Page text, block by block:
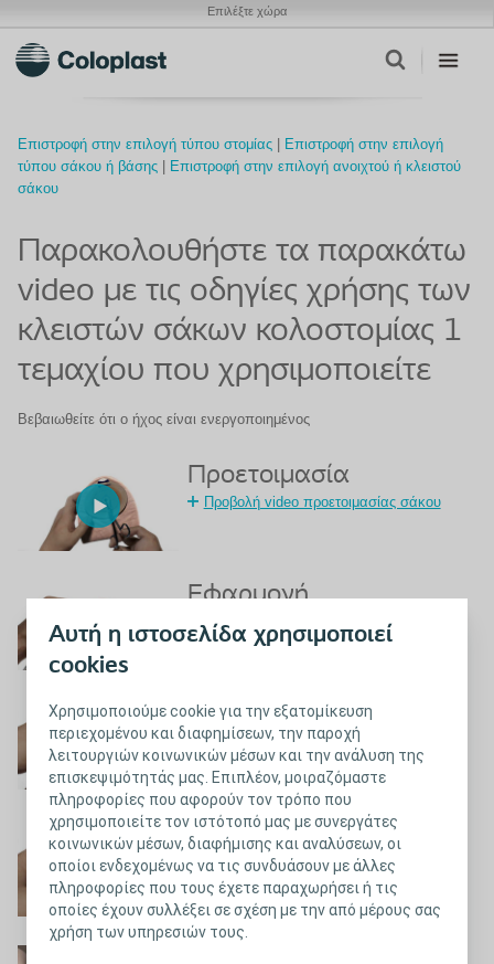
Αυτή η ιστοσελίδα χρησιμοποιεί
cookies
Χρησιμοποιούμε cookie για την εξατομίκευση
περιεχομένου και διαφημίσεων, την παροχή
λειτουργιών κοινωνικών μέσων και την ανάλυση της
επισκεψιμότητάς μας. Επιπλέον, μοιραζόμαστε
πληροφορίες που αφορούν τον τρόπο που
χρησιμοποιείτε τον ιστότοπό μας με συνεργάτες
κοινωνικών μέσων, διαφήμισης και αναλύσεων, οι
οποίοι ενδεχομένως να τις συνδυάσουν με άλλες
πληροφορίες που τους έχετε παραχωρήσει ή τις
οποίες έχουν συλλέξει σε σχέση με την από μέρους σας
χρήση των υπηρεσιών τους.
Επιλέξτε χώρα
Επιστροφή στην επιλογή τύπου στομίας
Επιστροφή στην επιλογή
τύπου σάκου ή βάσης
Επιστροφή στην επιλογή ανοιχτού ή κλειστού
σάκου
Παρακολουθήστε τα παρακάτω
video με τις οδηγίες χρήσης των
κλειστών σάκων κολοστομίας 1
τεμαχίου που χρησιμοποιείτε
Βεβαιωθείτε ότι ο ήχος είναι ενεργοποιημένος
Προετοιμασία
Προβολή video προετοιμασίας σάκου
Εφαρμογή
Προβολή video εφαρμογής σάκου
Απομάκρυνση
Προβολή video απομάκρυνσης σάκου
Έλεγχος φίλτρου
Προβολή video ελέγχου φίλτρου